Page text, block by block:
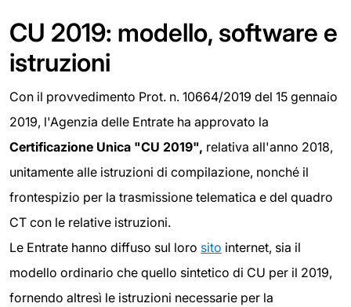
CU 2019: modello, software e
istruzioni
Con il provvedimento Prot. n. 10664/2019 del 15 gennaio
2019, l'Agenzia delle Entrate ha approvato la
Certificazione Unica "CU 2019", relativa all'anno 2018,
unitamente alle istruzioni di compilazione, nonché il
frontespizio per la trasmissione telematica e del quadro
CT con le relative istruzioni.
Le Entrate hanno diffuso sul loro sito internet, sia il
modello ordinario che quello sintetico di CU per il 2019,
fornendo altresì le istruzioni necessarie per la